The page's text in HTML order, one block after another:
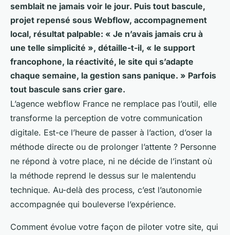
semblait ne jamais voir le jour. Puis tout bascule,
projet repensé sous Webflow, accompagnement
local, résultat palpable: « Je n’avais jamais cru à
une telle simplicité », détaille-t-il, « le support
francophone, la réactivité, le site qui s’adapte
chaque semaine, la gestion sans panique. » Parfois
tout bascule sans crier gare.
L’agence webflow France ne remplace pas l’outil, elle
transforme la perception de votre communication
digitale. Est-ce l’heure de passer à l’action, d’oser la
méthode directe ou de prolonger l’attente ? Personne
ne répond à votre place, ni ne décide de l’instant où
la méthode reprend le dessus sur le malentendu
technique. Au-delà des process, c’est l’autonomie
accompagnée qui bouleverse l’expérience.
Comment évolue votre façon de piloter votre site, qui